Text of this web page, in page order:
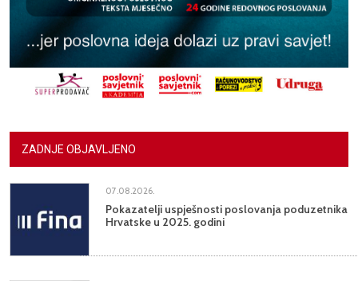
ZADNJE OBJAVLJENO
07.08.2026.
Pokazatelji uspješnosti poslovanja poduzetnika
Hrvatske u 2025. godini